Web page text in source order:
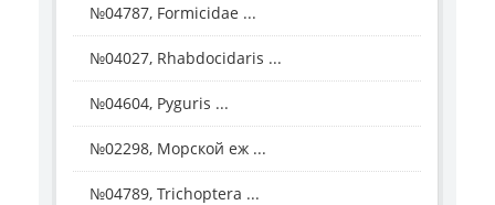
№04787, Formicidae ...
№04027, Rhabdocidaris ...
№04604, Pyguris ...
№02298, Морской еж ...
№04789, Trichoptera ...